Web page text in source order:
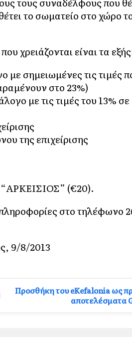
το σωματείο στο χώρο
χρειάζονται είναι τα
με σημειωμένες τις τιμές
στο 23%)
με τις τιμές του 13%
της επιχείρισης
(€20).
στο τηλέφωνο
9/8/2013
Προσθήκη του eKefalonia ως
αποτελέσματα